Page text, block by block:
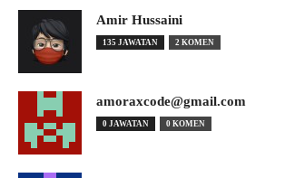
Amir Hussaini
135 JAWATAN 2 KOMEN
amoraxcode@gmail.com
0 JAWATAN 0 KOMEN